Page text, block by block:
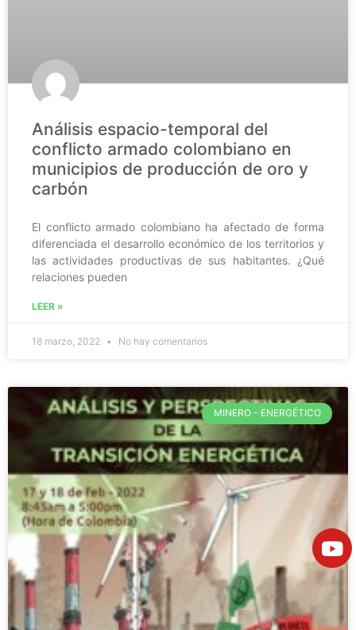
Análisis espacio-temporal del
conflicto armado colombiano en
municipios de producción de oro y
carbón
El conflicto armado colombiano ha afectado de forma
diferenciada el desarrollo económico de los territorios y
las actividades productivas de sus habitantes. ¿Qué
relaciones pueden
LEER »
18 marzo, 2022 No hay comentarios
MINERO - ENERGÉTICO